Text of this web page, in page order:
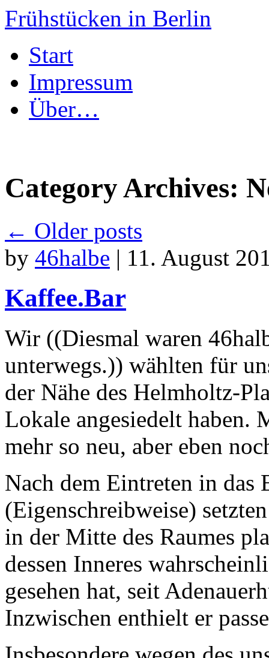
Frühstücken in Berlin
to
contentStart
Impressum
Über…
Category Archives:
← Older posts
by 46halbe | 11. August
Kaffee.Bar
Wir ((Diesmal waren
unterwegs.)) wählten für
der Nähe des Helmholtz-
Lokale angesiedelt haben.
mehr so neu, aber eben
Nach dem Eintreten in das
(Eigenschreibweise)
in der Mitte des Raumes
dessen Inneres
gesehen hat, seit
Inzwischen enthielt er